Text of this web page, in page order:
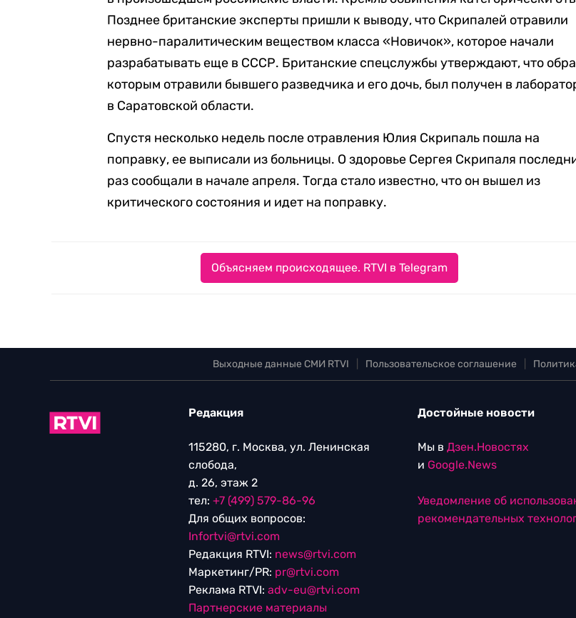
Позднее британские эксперты пришли к выводу, что Скрипалей отравили
нервно-паралитическим веществом класса «Новичок», которое начали
разрабатывать еще в СССР. Британские спецслужбы утверждают, что
которым отравили бывшего разведчика и его дочь, был получен в
в Саратовской области.
Спустя несколько недель после отравления Юлия Скрипаль пошла на
поправку, ее выписали из больницы. О здоровье Сергея Скрипаля
раз сообщали в начале апреля. Тогда стало известно, что он вышел из
критического состояния и идет на поправку.
Объясняем происходящее. RTVI в Telegram
Выходные данные СМИ RTVI Пользовательское соглашение
Редакция
115280, г. Москва, ул. Ленинская
слобода,
д. 26, этаж 2
тел: +7 (499) 579-86-96
Для общих вопросов:
Infortvi@rtvi.com
Редакция RTVI: news@rtvi.com
Маркетинг/PR: pr@rtvi.com
Реклама RTVI: adv-eu@rtvi.com
Партнерские материалы
Достойные новости
Мы в Дзен.Новостях
и Google.News
Уведомление об
рекомендательных